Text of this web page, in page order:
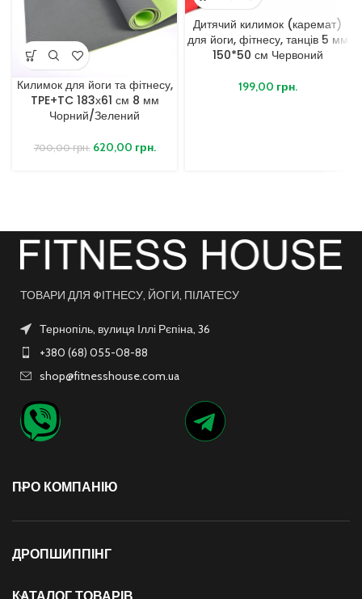
Килимок для йоги та фітнесу,
TPE+TC 183х61 см 8 мм
Чорний/Зелений
700,00грн. 620,00 грн.
Дитячий килимок (каремат)
для йоги, фітнесу, танців 5 мм
150*50 см Червоний
199,00 грн.
ТОВАРИ ДЛЯ ФІТНЕСУ, ЙОГИ, ПІЛАТЕСУ
Тернопіль, вулиця Іллі Рєпіна, 36
+380 (68) 055-08-88
shop@fitnesshouse.com.ua
ПРО КОМПАНІЮ
ДРОПШИППІНГ